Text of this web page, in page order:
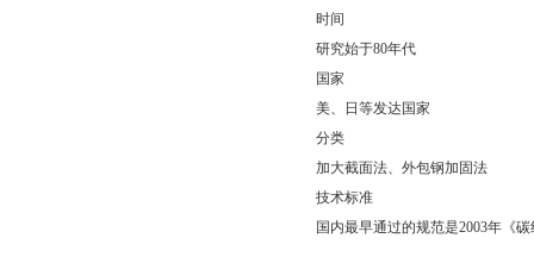
时间
研究始于80年代
国家
美、日等发达国家
分类
加大截面法、外包钢加固法
技术标准
国内最早通过的规范是2003年《